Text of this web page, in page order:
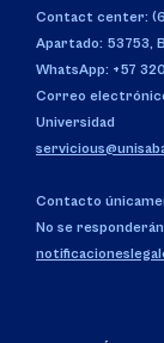
Contact center:
Apartado: 53753,
WhatsApp: +57
Correo
Universidad
Contacto
No se